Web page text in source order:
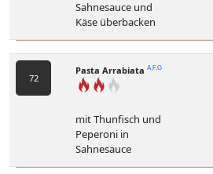
Sahnesauce und
Käse überbacken
72
Pasta Arrabiata A,F,G
mit Thunfisch und
Peperoni in
Sahnesauce